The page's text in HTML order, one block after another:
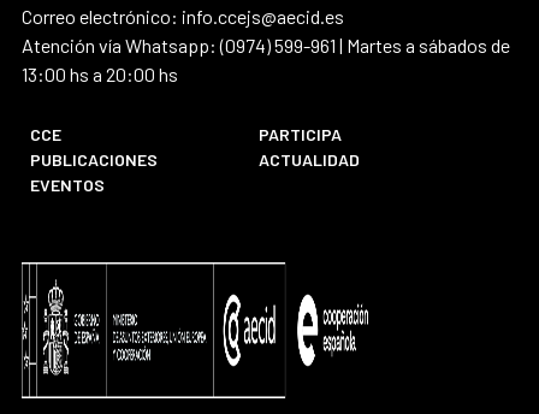
Correo electrónico: info.ccejs@aecid.es
Atención vía Whatsapp: (0974) 599-961 | Martes a sábados de
13:00 hs a 20:00 hs
CCE
PARTICIPA
PUBLICACIONES
ACTUALIDAD
EVENTOS